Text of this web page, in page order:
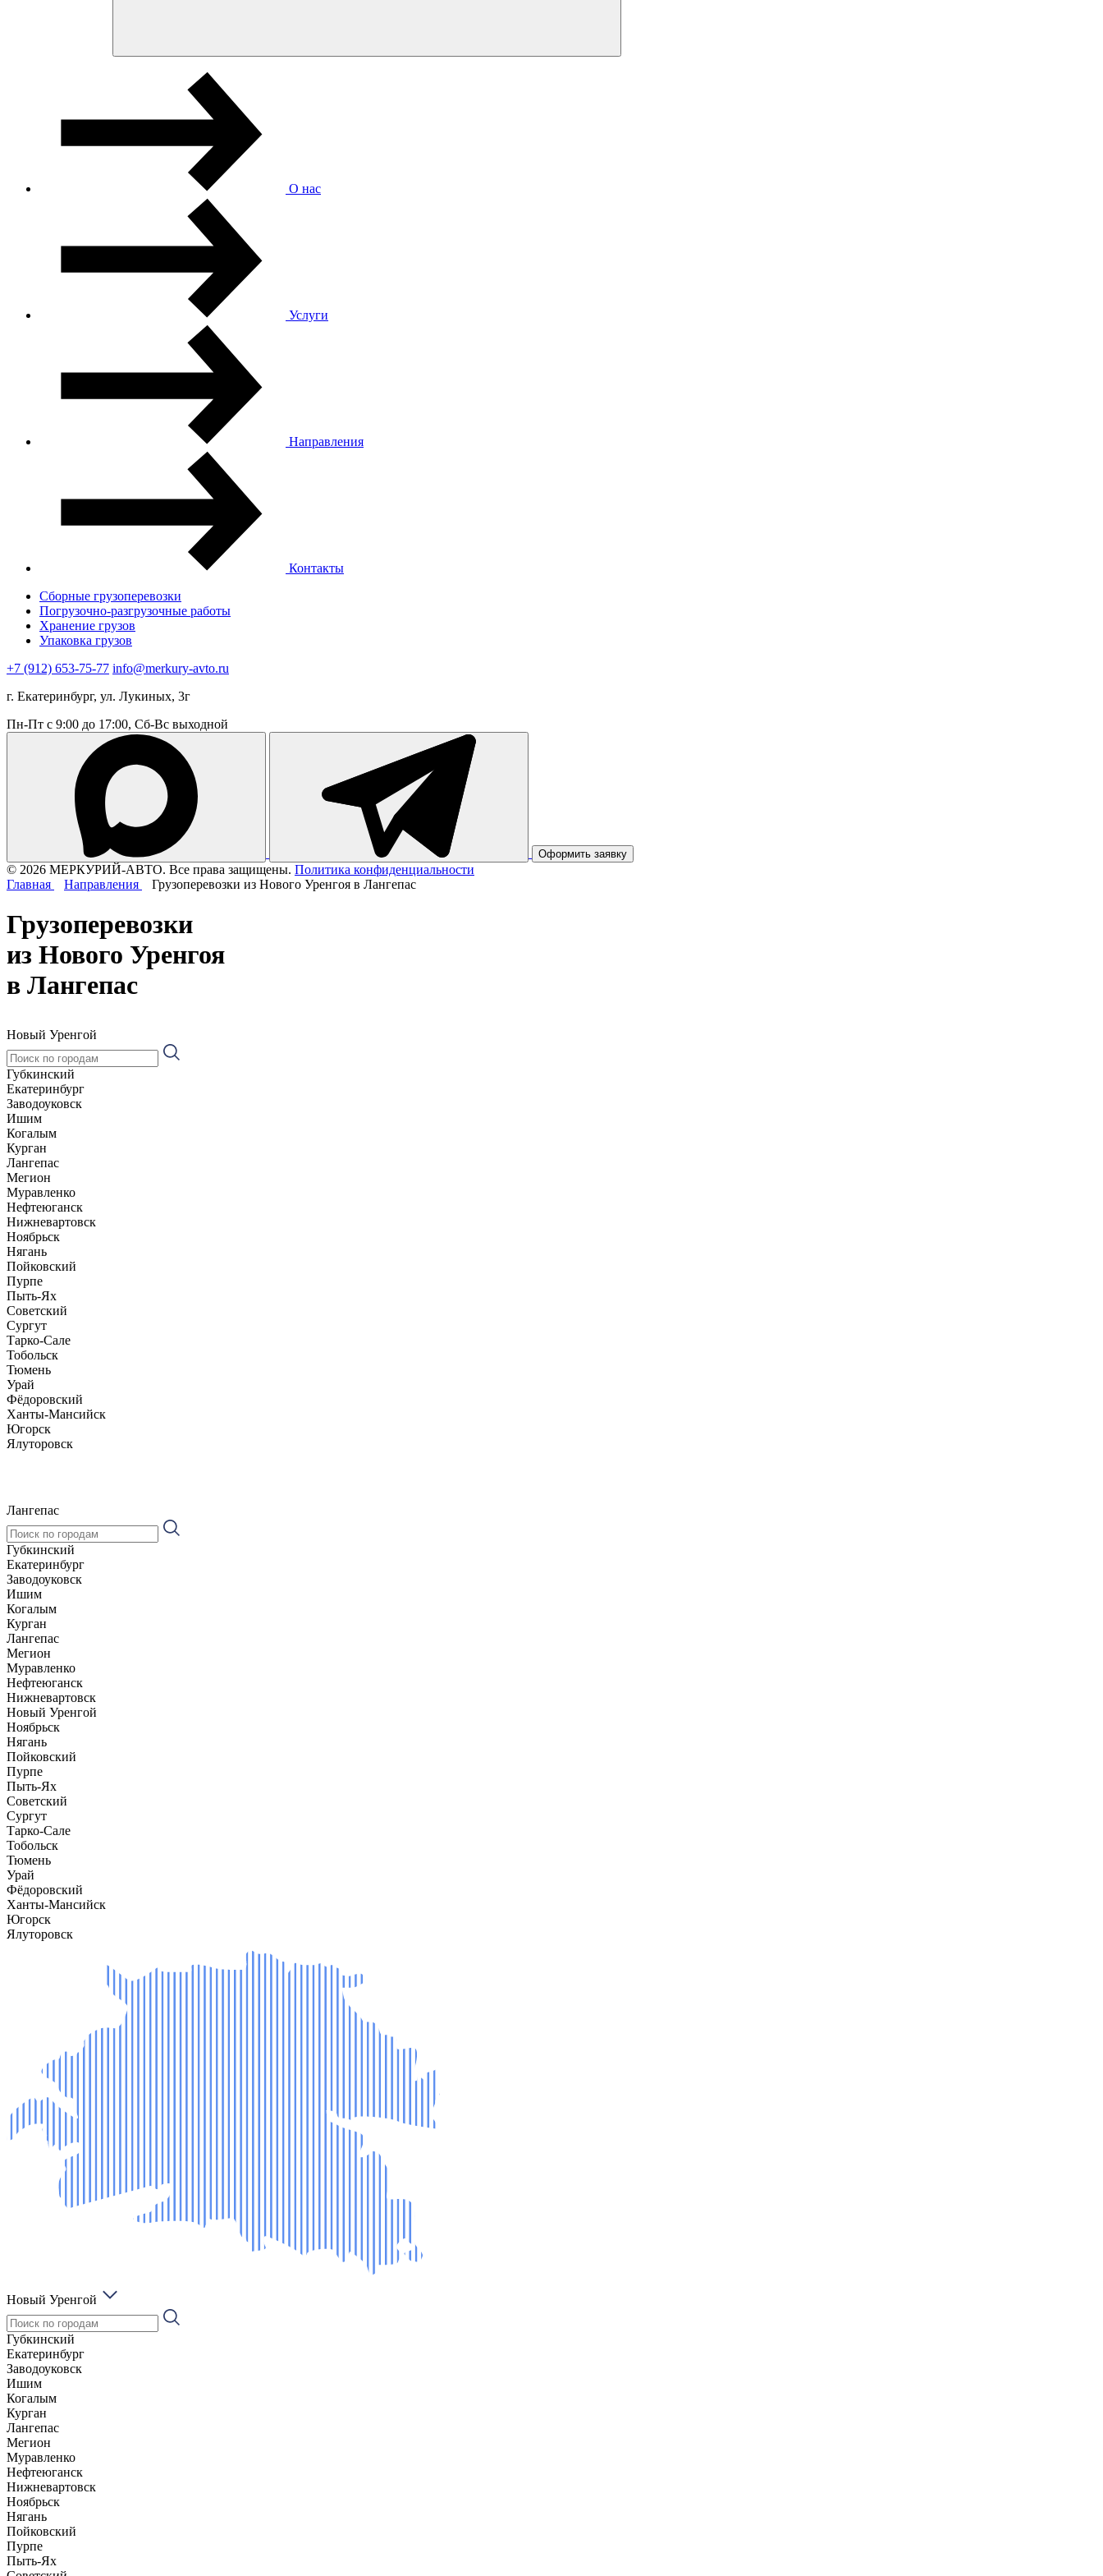
О нас
Услуги
Направления
Контакты
Сборные грузоперевозки
Погрузочно-разгрузочные работы
Хранение грузов
Упаковка грузов
+7 (912) 653-75-77 info@merkury-avto.ru
г. Екатеринбург, ул. Лукиных, 3г
Пн-Пт с 9:00 до 17:00, Сб-Вс выходной
Оформить заявку
© 2026 МЕРКУРИЙ-АВТО. Все права защищены. Политика конфиденциальности
Главная
Направления Грузоперевозки из Нового Уренгоя в Лангепас
Грузоперевозки
из Нового Уренгоя
в Лангепас
Новый Уренгой
Губкинский
Екатеринбург
Заводоуковск
Ишим
Когалым
Курган
Лангепас
Мегион
Муравленко
Нефтеюганск
Нижневартовск
Ноябрьск
Нягань
Пойковский
Пурпе
Пыть-Ях
Советский
Сургут
Тарко-Сале
Тобольск
Тюмень
Урай
Фёдоровский
Ханты-Мансийск
Югорск
Ялуторовск
Лангепас
Губкинский
Екатеринбург
Заводоуковск
Ишим
Когалым
Курган
Лангепас
Мегион
Муравленко
Нефтеюганск
Нижневартовск
Новый Уренгой
Ноябрьск
Нягань
Пойковский
Пурпе
Пыть-Ях
Советский
Сургут
Тарко-Сале
Тобольск
Тюмень
Урай
Фёдоровский
Ханты-Мансийск
Югорск
Ялуторовск
Новый Уренгой
Губкинский
Екатеринбург
Заводоуковск
Ишим
Когалым
Курган
Лангепас
Мегион
Муравленко
Нефтеюганск
Нижневартовск
Ноябрьск
Нягань
Пойковский
Пурпе
Пыть-Ях